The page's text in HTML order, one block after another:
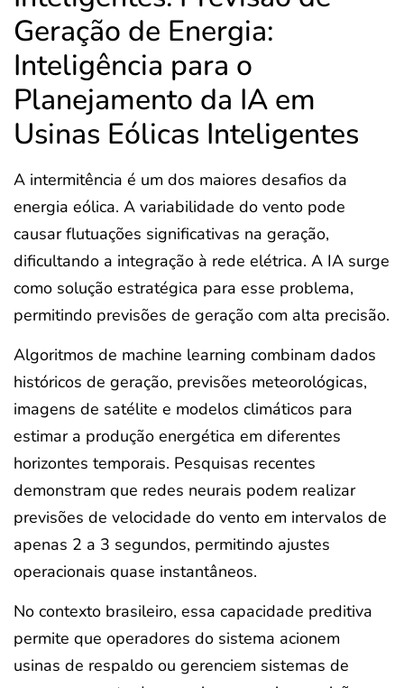
Geração de Energia:
Inteligência para o
Planejamento da IA em
Usinas Eólicas Inteligentes
A intermitência é um dos maiores desafios da
energia eólica. A variabilidade do vento pode
causar flutuações significativas na geração,
dificultando a integração à rede elétrica. A IA surge
como solução estratégica para esse problema,
permitindo previsões de geração com alta precisão.
Algoritmos de machine learning combinam dados
históricos de geração, previsões meteorológicas,
imagens de satélite e modelos climáticos para
estimar a produção energética em diferentes
horizontes temporais. Pesquisas recentes
demonstram que redes neurais podem realizar
previsões de velocidade do vento em intervalos de
apenas 2 a 3 segundos, permitindo ajustes
operacionais quase instantâneos.
No contexto brasileiro, essa capacidade preditiva
permite que operadores do sistema acionem
usinas de respaldo ou gerenciem sistemas de